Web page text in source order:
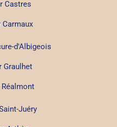
Castres
Carmaux
d'Albigeois
Graulhet
Juéry